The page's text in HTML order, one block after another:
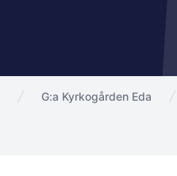
G:a Kyrkogården Eda